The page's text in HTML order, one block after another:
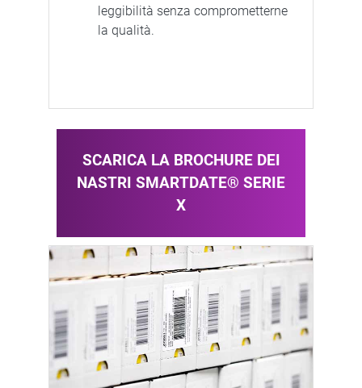
leggibilità senza comprometterne
la qualità.
SCARICA LA BROCHURE DEI
NASTRI SMARTDATE® SERIE
X